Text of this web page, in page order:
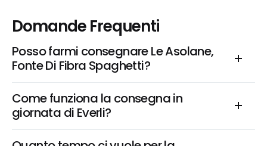
Domande Frequenti
Posso farmi consegnare Le Asolane,
Fonte Di Fibra Spaghetti?
Come funziona la consegna in
giornata di Everli?